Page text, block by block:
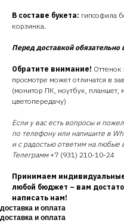
В составе букета: гипсофила
корзинка.
Перед доставкой
Обратите внимание! Оттенок
просмотре может отличатся в
(монитор ПК, ноутбук,
цветопередачу)
Если у вас есть вопросы и
по телефону или напишите в
и с радостью ответим на любые
Телеграмм+7 (931) 210-10-24
Принимаем
любой бюджет – вам
написать нам!
доставка и оплата
доставка и оплата